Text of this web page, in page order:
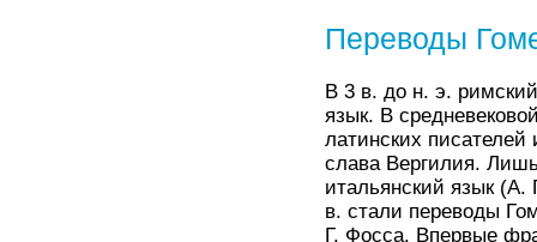
Переводы
В 3 в. до н. э.
язык. В
латинских
слава Вергилия.
итальянский язык
в. стали переводы
Г. Фосса. Впервые